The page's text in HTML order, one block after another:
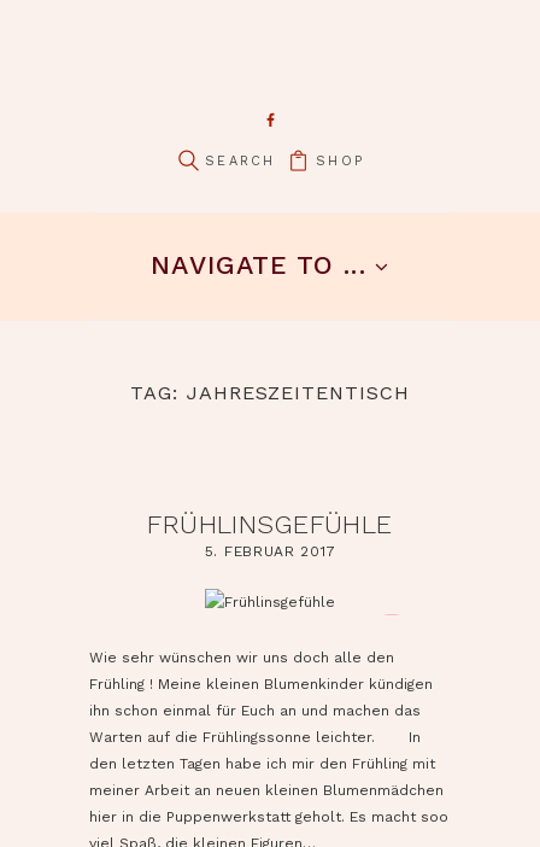
SHOP
NAVIGATE TO ...
TAG: JAHRESZEITENTISCH
FRÜHLINSGEFÜHLE
5. FEBRUAR 2017
Wie sehr wünschen wir uns doch alle den
Frühling ! Meine kleinen Blumenkinder kündigen
ihn schon einmal für Euch an und machen das
Warten auf die Frühlingssonne leichter. In
den letzten Tagen habe ich mir den Frühling mit
meiner Arbeit an neuen kleinen Blumenmädchen
hier in die Puppenwerkstatt geholt. Es macht soo
viel Spaß, die kleinen Figuren…